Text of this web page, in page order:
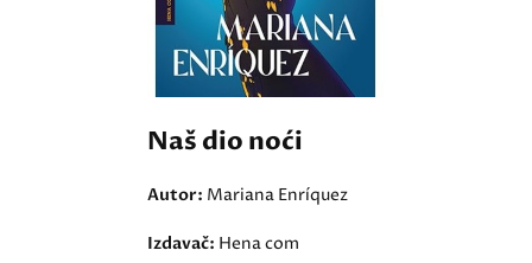
Naš dio noći
Autor: Mariana Enríquez
Izdavač: Hena com